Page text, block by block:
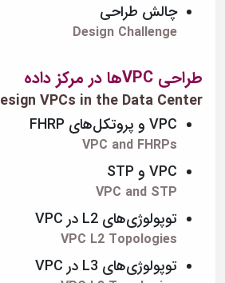
چالش طراحی
Design Challenge
طراحی VPCها در مرکز داده
Design VPCs in the Data Center
VPC و پروتکل‌های FHRP
VPC and FHRPs
VPC و STP
VPC and STP
توپولوژی‌های L2 در VPC
VPC L2 Topologies
توپولوژی‌های L3 در VPC